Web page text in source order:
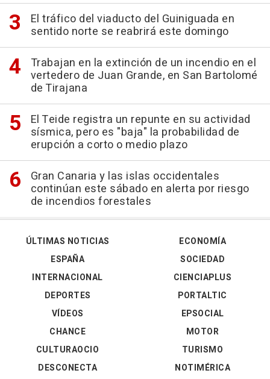
El tráfico del viaducto del Guiniguada en
sentido norte se reabrirá este domingo
Trabajan en la extinción de un incendio en el
vertedero de Juan Grande, en San Bartolomé
de Tirajana
El Teide registra un repunte en su actividad
sísmica, pero es "baja" la probabilidad de
erupción a corto o medio plazo
Gran Canaria y las islas occidentales
continúan este sábado en alerta por riesgo
de incendios forestales
ÚLTIMAS NOTICIAS
ESPAÑA
INTERNACIONAL
DEPORTES
VÍDEOS
ECONOMÍA
SOCIEDAD
CIENCIAPLUS
PORTALTIC
EPSOCIAL
CHANCE
CULTURAOCIO
DESCONECTA
MOTOR
TURISMO
NOTIMÉRICA